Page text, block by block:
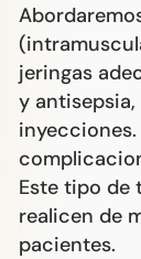
jeringas
y
Este tipo de
realicen de
pacientes.